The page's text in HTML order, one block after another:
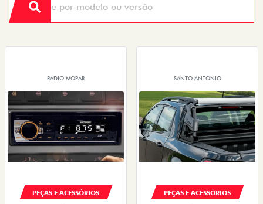
RÁDIO MOPAR
PEÇAS E ACESSÓRIOS
SANTO ANTÔNIO
PEÇAS E ACESSÓRIOS